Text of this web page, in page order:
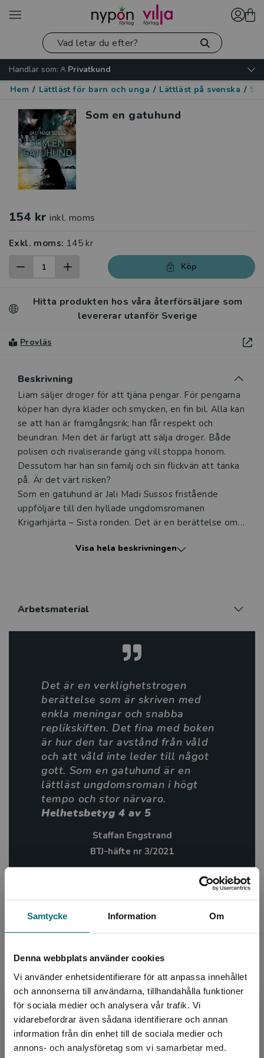
Samtycke Information Om
Denna webbplats använder cookies
Vi använder enhetsidentifierare för att anpassa innehållet
och annonserna till användarna, tillhandahålla funktioner
för sociala medier och analysera vår trafik. Vi
vidarebefordrar även sådana identifierare och annan
information från din enhet till de sociala medier och
annons- och analysföretag som vi samarbetar med.
Begränsad fraktregion
Handlar som:
Privatkund
Hem / Lättläst för barn och unga / Lättläst på svenska /
Som en gatuhund
154 kr inkl. moms
Exkl. moms: 145 kr
Köp
Hitta produkten hos våra återförsäljare som
levererar utanför Sverige
Provläs
Beskrivning
Beskrivning
Liam säljer droger för att tjäna pengar. För pengarna
köper han dyra kläder och smycken, en fin bil. Alla kan
se att han är framgångsrik; han får respekt och
beundran. Men det är farligt att sälja droger. Både
polisen och rivaliserande gäng vill stoppa honom.
Dessutom har han sin familj och sin flickvän att tänka
på. Är det värt risken?
Som en gatuhund är Jali Madi Sussos fristående
uppföljare till den hyllade ungdomsromanen
Krigarhjärta – Sista ronden. Det är en berättelse om
tagen på allvar. Strävanden som driver honom att
kärlek och passion och längtan efter något mer, något
Visa hela beskrivningen
Arbetsmaterial
Det är en verklighetstrogen
berättelse som är skriven med
enkla meningar och snabba
replikskiften. Det fina med boken
är hur den tar avstånd från våld
och att våld inte leder till något
gott. Som en gatuhund är en
lättläst ungdomsroman i högt
tempo och stor närvaro.
Helhetsbetyg 4 av 5
Staffan Engstrand
BTJ-häfte nr 3/2021
Avsedd för:
Från 13 år
Ämnesområde:
Identitet
Kärlek
Om livet
Språk:
Svenska
Lättlästnivå:
Nivå 5